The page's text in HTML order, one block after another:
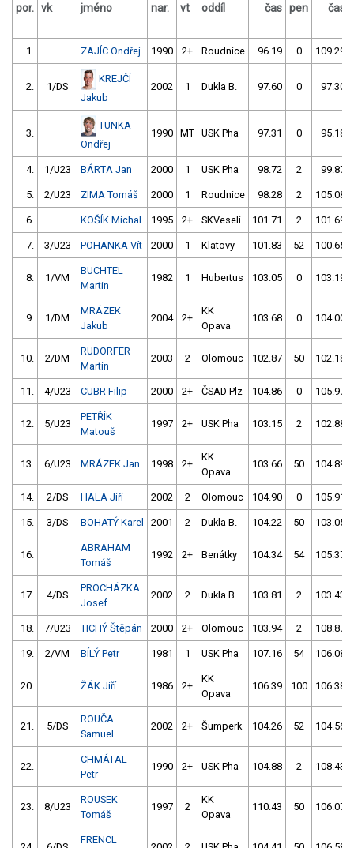
por. vk jméno nar. vt oddíl čas pen čas
1. ZAJÍC Ondřej 1990 2+ Roudnice 96.19 0 109.29
2. 1/DS
KREJČÍ
Jakub
2002 1 Dukla B. 97.60 0 97.30
3.
TUNKA
Ondřej
1990 MT USK Pha 97.31 0 95.18
4. 1/U23 BÁRTA Jan 2000 1 USK Pha 98.72 2 99.87
5. 2/U23 ZIMA Tomáš 2000 1 Roudnice 98.28 2 105.08
6. KOŠÍK Michal 1995 2+ SKVeselí 101.71 2 101.69
7. 3/U23 POHANKA Vít 2000 1 Klatovy 101.83 52 100.65
8. 1/VM
BUCHTEL
Martin
1982 1 Hubertus 103.05 0 103.19
9. 1/DM
MRÁZEK
Jakub
2004 2+
KK
Opava
103.68 0 104.00
10. 2/DM
RUDORFER
Martin
2003 2 Olomouc 102.87 50 102.18
11. 4/U23 CUBR Filip 2000 2+ ČSAD Plz 104.86 0 105.97
12. 5/U23
PETŘÍK
Matouš
1997 2+ USK Pha 103.15 2 102.88
13. 6/U23 MRÁZEK Jan 1998 2+
KK
Opava
103.66 50 104.89
14. 2/DS HALA Jiří 2002 2 Olomouc 104.90 0 105.91
15. 3/DS BOHATÝ Karel 2001 2 Dukla B. 104.22 50 103.05
16.
ABRAHAM
Tomáš
1992 2+ Benátky 104.34 54 105.37
17. 4/DS
PROCHÁZKA
Josef
2002 2 Dukla B. 103.81 2 103.43
18. 7/U23 TICHÝ Štěpán 2000 2+ Olomouc 103.94 2 108.87
19. 2/VM BÍLÝ Petr 1981 1 USK Pha 107.16 54 106.08
20. ŽÁK Jiří 1986 2+
KK
Opava
106.39 100 106.38
21. 5/DS
ROUČA
Samuel
2002 2+ Šumperk 104.26 52 104.56
22.
CHMÁTAL
Petr
1990 2+ USK Pha 104.88 2 108.43
23. 8/U23
ROUSEK
Tomáš
1997 2
KK
Opava
110.43 50 106.07
FRENCL